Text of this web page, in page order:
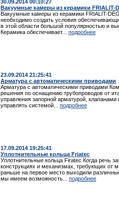
30.09.2014 00:10:27
Вакуумные камеры из керамики FRIALIT-
Вакуумные камеры из керамики FRIALIT-
необходимо создать условия
в этой области большой популярностью и
Керамика обеспечивает... подробнее
23.09.2014 21:25:41
Арматура с автоматическими приводами
Арматура с автоматическими приводами
решения по оснащению трубопроводов от
управления запорной арматурой,
управлять системой... подробнее
17.09.2014 19:25:41
Уплотнительные кольца Friatec
Уплотнительные кольца Firatec Когда речь
конструкциях и механизмах, требующих от
раньше на первое место выходили
мы имеем возможность... подробнее